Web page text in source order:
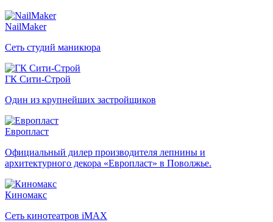
NailMaker
Сеть студий маникюра
ГК Сити-Строй
Один из крупнейших застройщиков
Европласт
Официальный дилер производителя лепнины и
архитектурного декора «Европласт» в Поволжье.
Киномакс
Сеть кинотеатров iMAX